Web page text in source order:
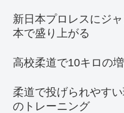
新日本プロレスにジ
本で盛り上がる
高校柔道で10キロの
柔道で投げられやす
のトレーニング